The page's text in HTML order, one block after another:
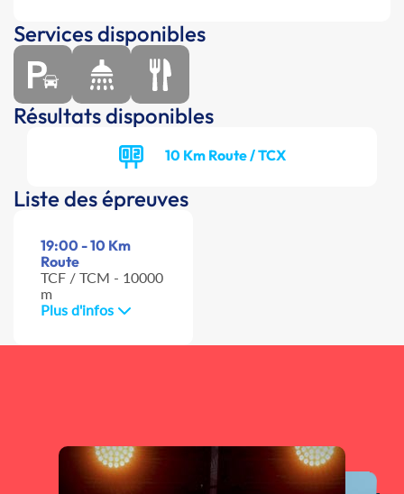
Services disponibles
Résultats disponibles
10 Km Route / TCX
Liste des épreuves
19:00 - 10 Km
Route
TCF / TCM - 10000
m
Plus d'infos